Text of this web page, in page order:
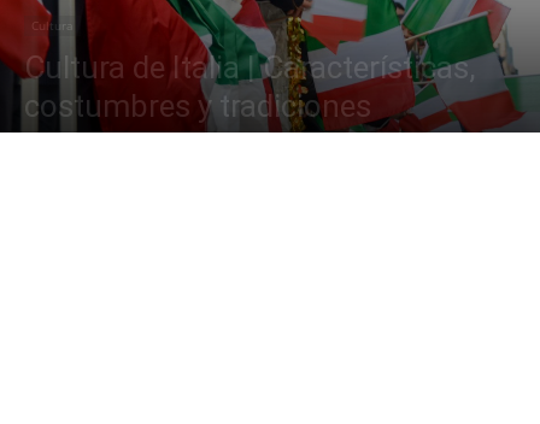
Cultura
Cultura de Italia | Características,
costumbres y tradiciones